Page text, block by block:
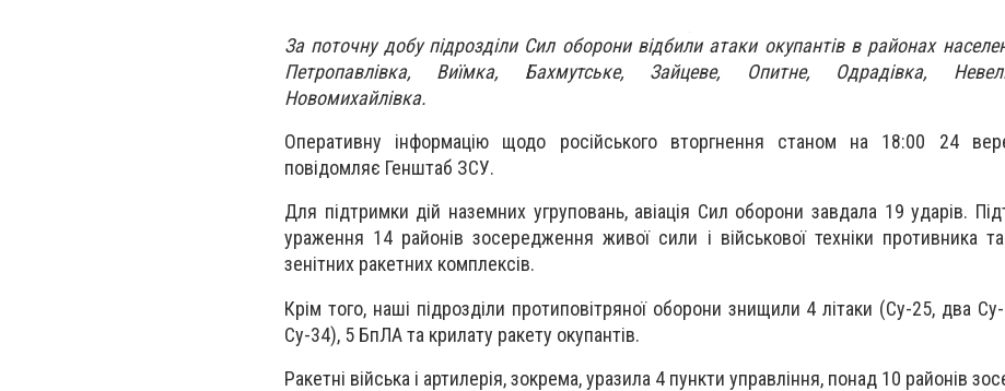
За поточну добу підрозділи Сил оборони відбили атаки окупантів в районах
Петропавлівка, Виїмка, Бахмутське, Зайцеве, Опитне, Одрадівка,
Новомихайлівка.
Оперативну інформацію щодо російського вторгнення станом на 18:00 24
повідомляє Генштаб ЗСУ.
Для підтримки дій наземних угруповань, авіація Сил оборони завдала 19 ударів.
ураження 14 районів зосередження живої сили і військової техніки противника
зенітних ракетних комплексів.
Крім того, наші підрозділи протиповітряної оборони знищили 4 літаки (Су-25, два
Су-34), 5 БпЛА та крилату ракету окупантів.
Ракетні війська і артилерія, зокрема, уразила 4 пункти управління, понад 10 районів